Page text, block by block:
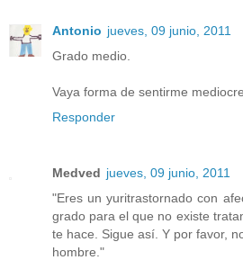
Antonio jueves, 09 junio, 2011
Grado medio.
Vaya forma de sentirme mediocre.
Responder
Medved jueves, 09 junio, 2011
"Eres un yuritrastornado con
grado para el que no existe
te hace. Sigue así. Y por favor,
hombre."